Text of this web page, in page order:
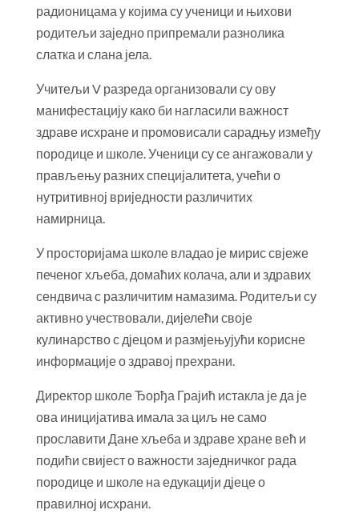
радионицама у којима су ученици и њихови
родитељи заједно припремали разнолика
слатка и слана јела.
Учитељи V разреда организовали су ову
манифестацију како би нагласили важност
здраве исхране и промовисали сарадњу између
породице и школе. Ученици су се ангажовали у
прављењу разних специјалитета, учећи о
нутритивној вриједности различитих
намирница.
У просторијама школе владао је мирис свјеже
печеног хљеба, домаћих колача, али и здравих
сендвича с различитим намазима. Родитељи су
активно учествовали, дијелећи своје
кулинарство с дјецом и размјењујући корисне
информације о здравој прехрани.
Директор школе Ђорђа Грајић истакла је да је
ова иницијатива имала за циљ не само
прославити Дане хљеба и здраве хране већ и
подићи свијест о важности заједничког рада
породице и школе на едукацији дјеце о
правилној исхрани.